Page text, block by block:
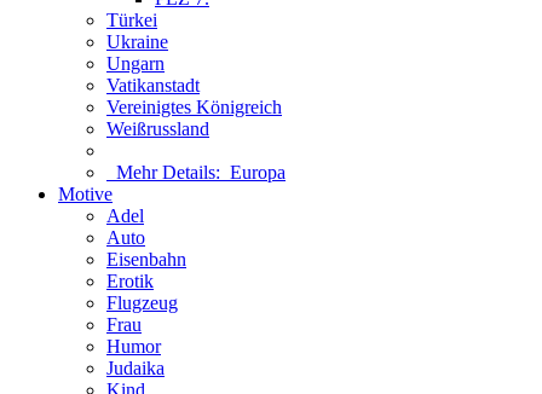
Türkei
Ukraine
Ungarn
Vatikanstadt
Vereinigtes Königreich
Weißrussland
Mehr Details: Europa
Motive
Adel
Auto
Eisenbahn
Erotik
Flugzeug
Frau
Humor
Judaika
Kind